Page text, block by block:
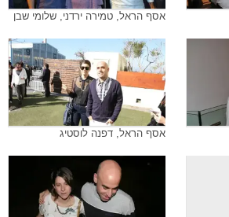
אסף הראל, טמירה ירדני, שלומי שבן
אסף הראל, דפנה לוסטיג